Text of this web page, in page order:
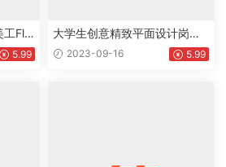
工Fla
简历
5.99
大学生创意精致平面设计岗位
个人求职简历Word模板下载do
2023-09-16 5.99